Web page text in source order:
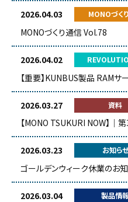
2026.04.03 MONOづく
MONOづくり通信 Vol.78
2026.04.02
【重要】KUNBUS製品 RAM
2026.03.27 資料
【MONO TSUKURI NOW】｜
2026.03.23 お知らせ
ゴールデンウィーク休業のお
2026.03.04 製品情